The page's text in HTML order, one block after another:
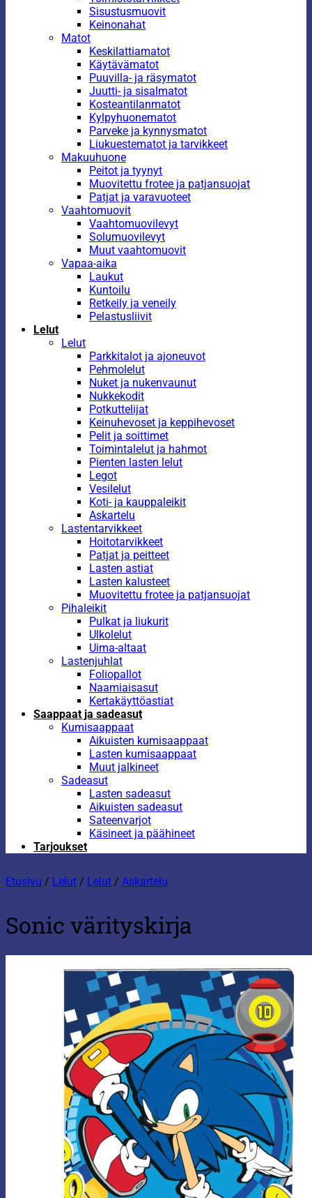
Sisustusmuovit
Keinonahat
Matot
Keskilattiamatot
Käytävämatot
Puuvilla- ja räsymatot
Juutti- ja sisalmatot
Kosteantilanmatot
Kylpyhuonematot
Parveke ja kynnysmatot
Liukuestematot ja tarvikkeet
Makuuhuone
Peitot ja tyynyt
Muovitettu frotee ja patjansuojat
Patjat ja varavuoteet
Vaahtomuovit
Vaahtomuovilevyt
Solumuovilevyt
Muut vaahtomuovit
Vapaa-aika
Laukut
Kuntoilu
Retkeily ja veneily
Pelastusliivit
Lelut
Lelut
Parkkitalot ja ajoneuvot
Pehmolelut
Nuket ja nukenvaunut
Nukkekodit
Potkuttelijat
Keinuhevoset ja keppihevoset
Pelit ja soittimet
Toimintalelut ja hahmot
Pienten lasten lelut
Legot
Vesilelut
Koti- ja kauppaleikit
Askartelu
Lastentarvikkeet
Hoitotarvikkeet
Patjat ja peitteet
Lasten astiat
Lasten kalusteet
Muovitettu frotee ja patjansuojat
Pihaleikit
Pulkat ja liukurit
Ulkolelut
Uima-altaat
Lastenjuhlat
Foliopallot
Naamiaisasut
Kertakäyttöastiat
Saappaat ja sadeasut
Kumisaappaat
Aikuisten kumisaappaat
Lasten kumisaappaat
Muut jalkineet
Sadeasut
Lasten sadeasut
Aikuisten sadeasut
Sateenvarjot
Käsineet ja päähineet
Tarjoukset
Etusivu / Lelut / Lelut / Askartelu
Sonic värityskirja